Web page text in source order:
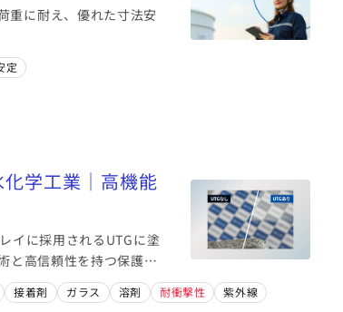
16）
海外拠点
アジア、北米・中南米、欧州・
重に耐え、優れた寸法安
定
学工業｜高機能
イに採用されるUTGに塗
と高信頼性を持つ保護樹
接着剤 ガラス 溶剤 耐衝撃性 紫外線